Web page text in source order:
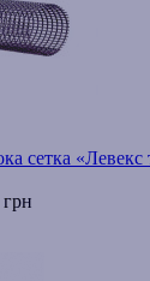
сетка